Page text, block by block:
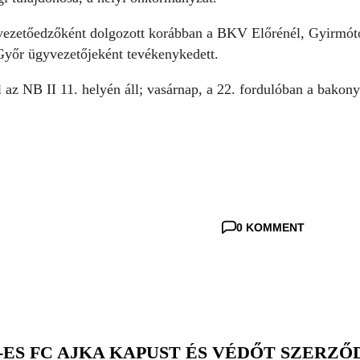
dolgozott korábban a BKV Előrénél,
ügyvezetőjeként tevékenykedett.
NB II 11. helyén áll; vasárnap, a 22. fordulóban a
0 KOMMENT
FC AJKA KAPUST ÉS VÉDŐT